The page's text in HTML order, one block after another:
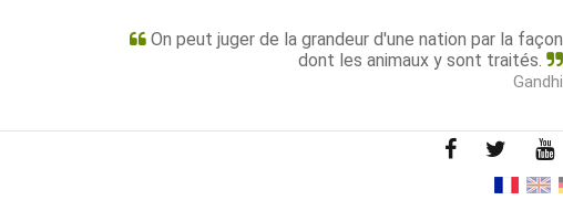
On peut juger de la grandeur d'une nation par la façon
dont les animaux y sont traités.
Gandhi